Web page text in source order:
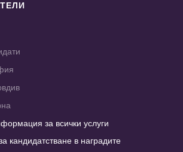
за всички услуги
кандидатстване в наградите